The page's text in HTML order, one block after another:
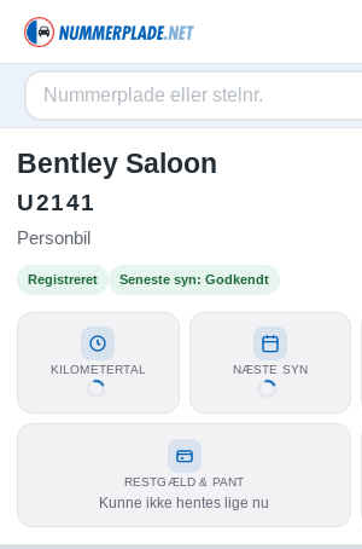
Bentley Saloon
U2141
Personbil
Registreret Seneste syn: Godkendt
KILOMETERTAL NÆSTE SYN
RESTGÆLD & PANT
Kunne ikke hentes lige nu